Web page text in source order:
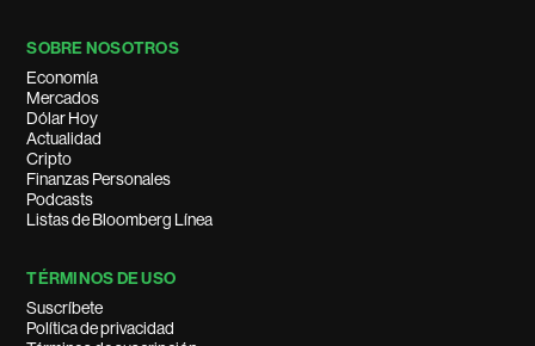
SOBRE NOSOTROS
Economía
Mercados
Dólar Hoy
Actualidad
Cripto
Finanzas Personales
Podcasts
Listas de Bloomberg Línea
TÉRMINOS DE USO
Suscríbete
Política de privacidad